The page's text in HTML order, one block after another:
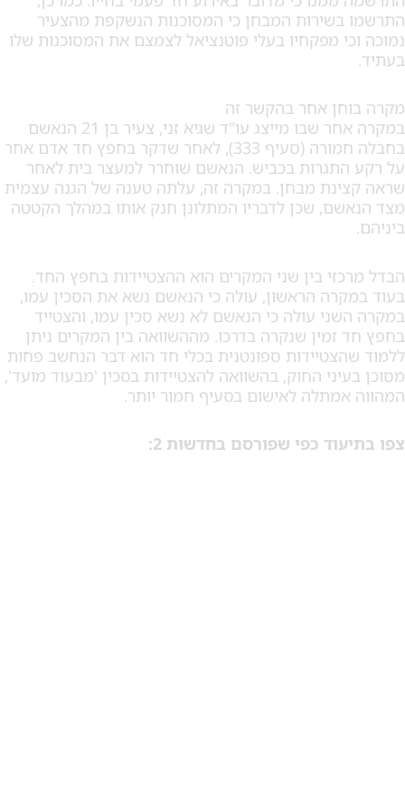
המבחן כי המסוכנות הנשקפת מהצעיר
מפקחיו בעלי פוטנציאל לצמצם את המסוכנות שלו
אחר בהקשר זה
במקרה אחר שבו מייצג עו"ד שגיא זני, צעיר בן 21 הנאשם
בחבלה חמורה (סעיף 333), לאחר שדקר בחפץ חד אדם אחר
בכביש. הנאשם שוחרר למעצר בית לאחר
מבחן. במקרה זה, עלתה טענה של הגנה עצמית
שכן לדבריו המתלונן חנק אותו במהלך הקטטה
בין שני המקרים הוא ההצטיידות בחפץ החד.
הראשון, עולה כי הנאשם נשא את הסכין עמו,
עולה כי הנאשם לא נשא סכין עמו, והצטייד
שנקרה בדרכו. מההשוואה בין המקרים ניתן
ספונטנית בכלי חד הוא דבר הנחשב פחות
החוק, בהשוואה להצטיידות בסכין 'מבעוד מועד',
לאישום בסעיף חמור יותר.
כפי שפורסם בחדשות 2: